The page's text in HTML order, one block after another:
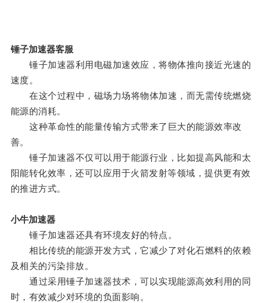
锤子加速器客服
锤子加速器利用电磁加速效应，将物体推向接近光速的
速度。
在这个过程中，磁场力场将物体加速，而无需传统燃烧
能源的消耗。
这种革命性的能量传输方式带来了巨大的能源效率改
善。
锤子加速器不仅可以用于能源行业，比如提高风能和太
阳能转化效率，还可以应用于火箭发射等领域，提供更有效
的推进方式。
小牛加速器
锤子加速器还具有环境友好的特点。
相比传统的能源开发方式，它减少了对化石燃料的依赖
及相关的污染排放。
通过采用锤子加速器技术，可以实现能源高效利用的同
时，有效减少对环境的负面影响。